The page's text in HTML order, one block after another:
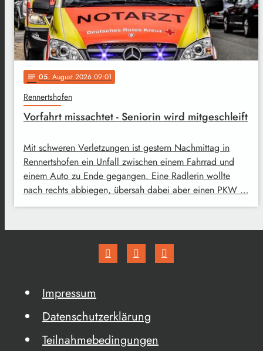
notes 05. August 2026 09:01
Rennertshofen
Vorfahrt missachtet - Seniorin wird mitgeschleift
Mit schweren Verletzungen ist gestern Nachmittag in
Rennertshofen ein Unfall zwischen einem Fahrrad und
einem Auto zu Ende gegangen. Eine Radlerin wollte
nach rechts abbiegen, übersah dabei aber einen PKW …
Impressum
Datenschutzerklärung
Teilnahmebedingungen